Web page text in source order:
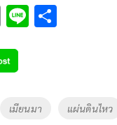
C
p
y
Li
Li
เมียนมา แผ่นดินไหว